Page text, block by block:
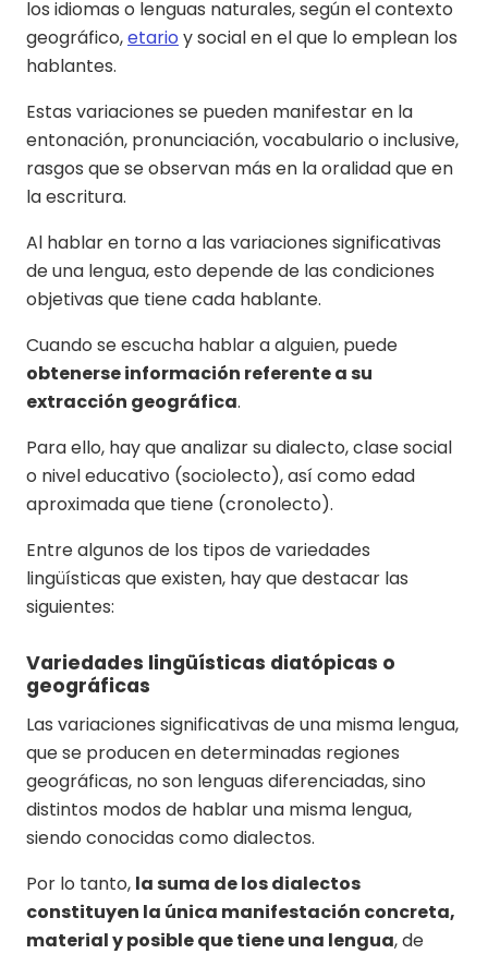
los idiomas o lenguas naturales, según el contexto
geográfico,etario y social en el que lo emplean los
hablantes.
Estas variaciones se pueden manifestar en la
entonación, pronunciación, vocabulario o inclusive,
rasgos que se observan más en la oralidad que en
la escritura.
Al hablar en torno a las variaciones significativas
de una lengua, esto depende de las condiciones
objetivas que tiene cada hablante.
Cuando se escucha hablar a alguien, puede
obtenerse información referente a su
extracción geográfica.
Para ello, hay que analizar su dialecto, clase social
o nivel educativo (sociolecto), así como edad
aproximada que tiene (cronolecto).
Entre algunos de los tipos de variedades
lingüísticas que existen, hay que destacar las
siguientes:
Variedades lingüísticas diatópicas o
geográficas
Las variaciones significativas de una misma lengua,
que se producen en determinadas regiones
geográficas, no son lenguas diferenciadas, sino
distintos modos de hablar una misma lengua,
siendo conocidas como dialectos.
Por lo tanto, la suma de los dialectos
constituyen la única manifestación concreta,
material y posible que tiene una lengua, de